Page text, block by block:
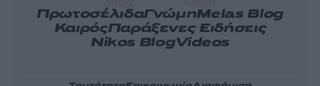
ΠρωτοσέλιδαΓνώμηMelas Blog
ΚαιρόςΠαράξενες Ειδήσεις
Nikos BlogVideos